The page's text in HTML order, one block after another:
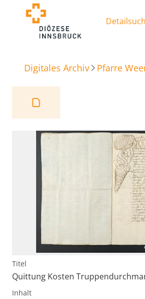
Digitales Archiv Pfarre
Titel
Quittung Kosten
Inhalt